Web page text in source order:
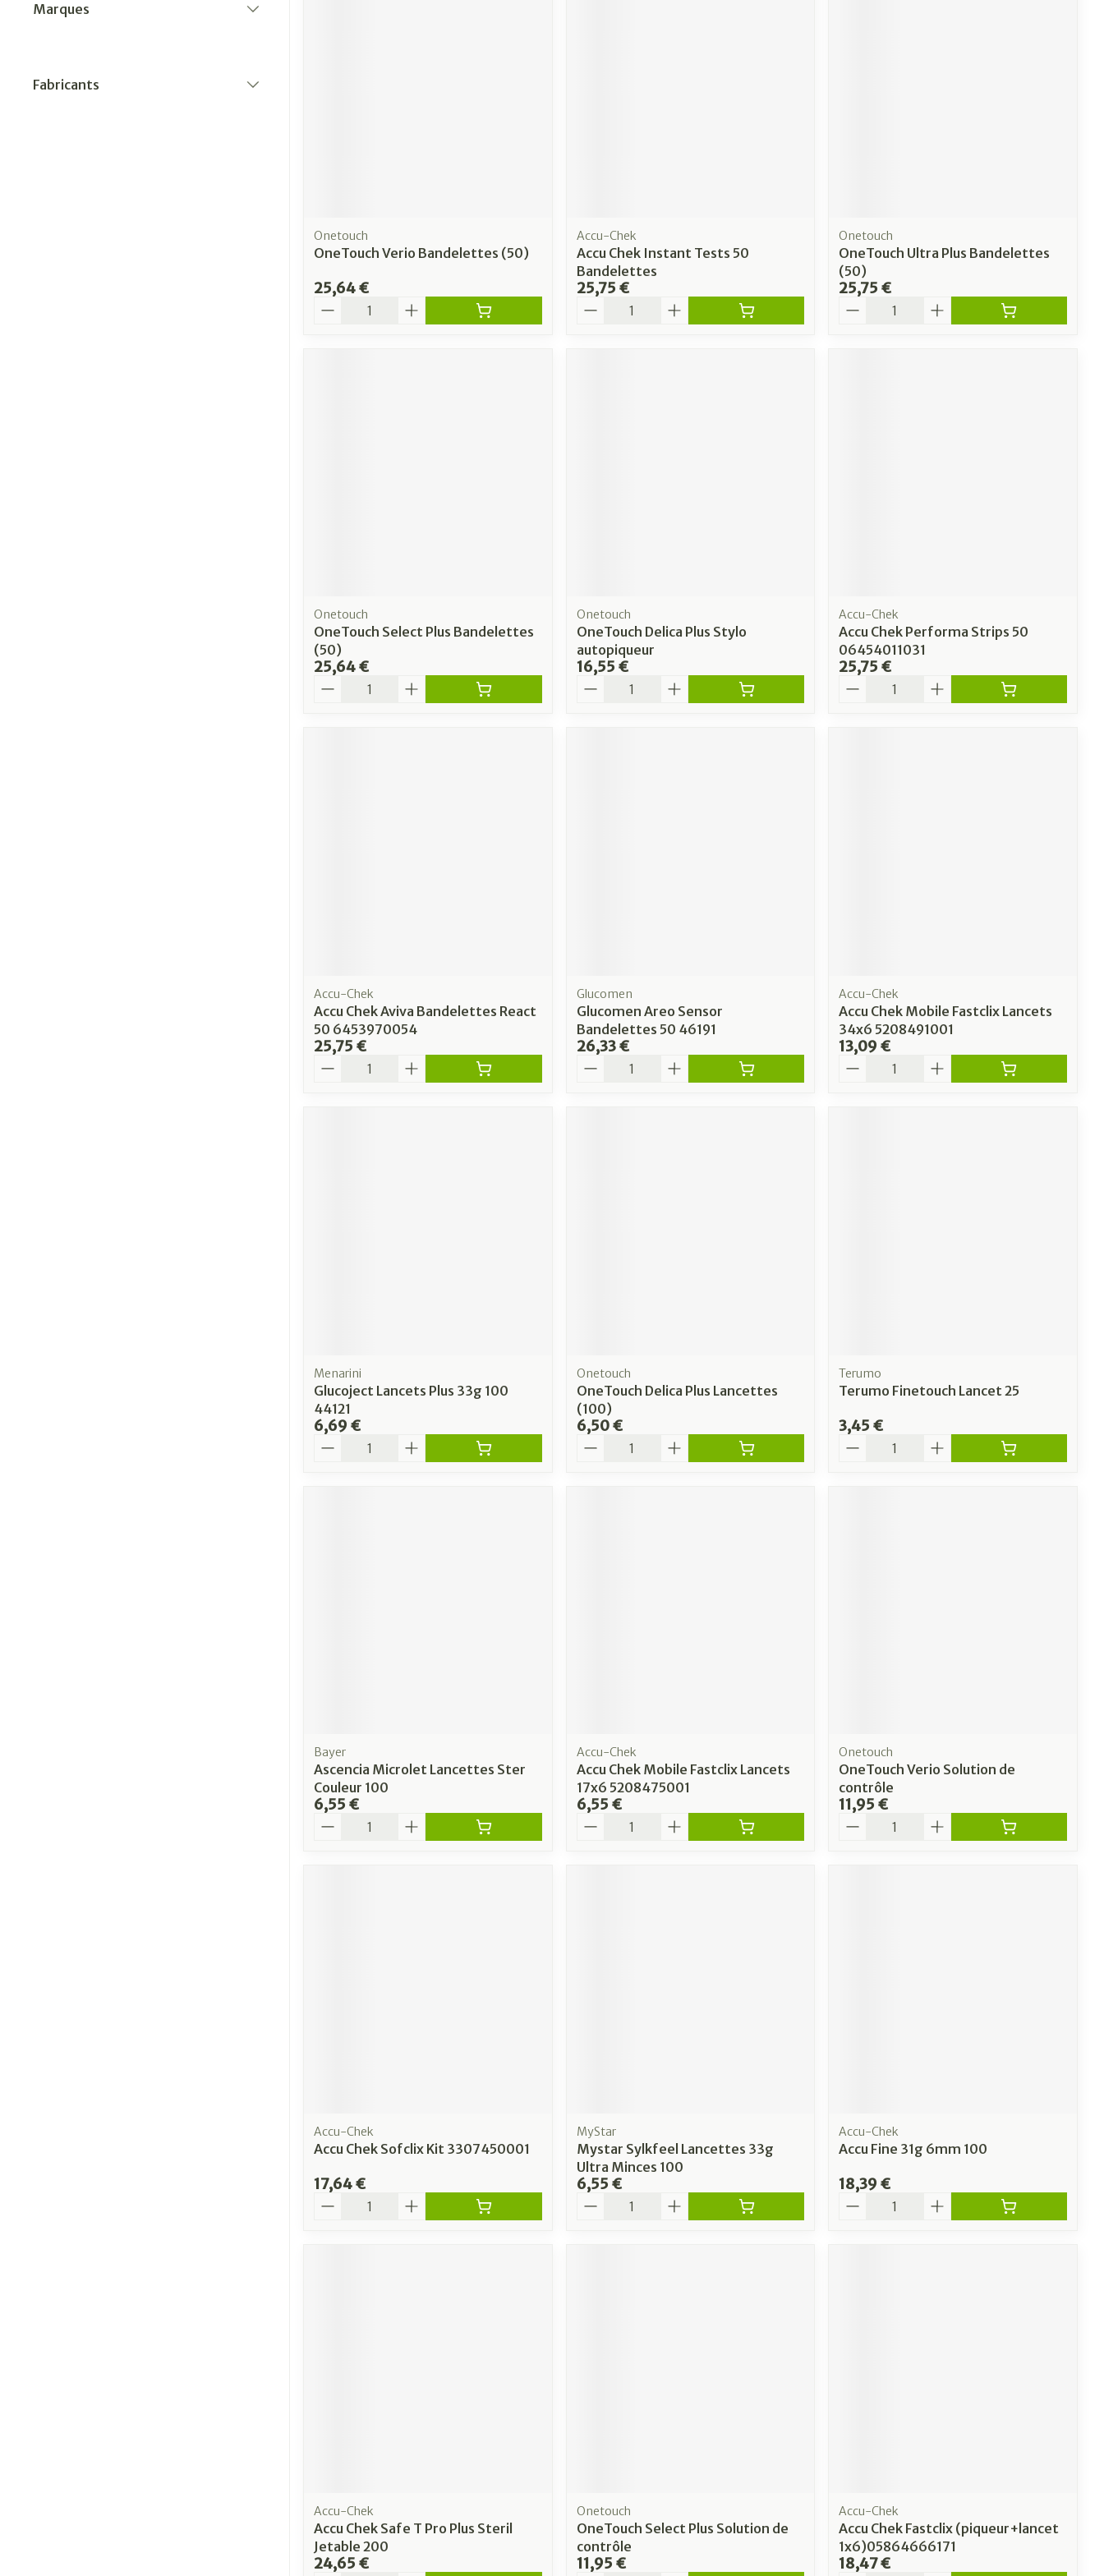
Marques
Fabricants
Onetouch
OneTouch Verio Bandelettes (50)
25,64 €
Quantité
Accu-Chek
Accu Chek Instant Tests 50
Bandelettes
25,75 €
Quantité
Onetouch
OneTouch Ultra Plus Bandelettes
(50)
25,75 €
Quantité
Onetouch
OneTouch Select Plus Bandelettes
(50)
25,64 €
Quantité
Onetouch
OneTouch Delica Plus Stylo
autopiqueur
16,55 €
Quantité
Accu-Chek
Accu Chek Performa Strips 50
06454011031
25,75 €
Quantité
Accu-Chek
Accu Chek Aviva Bandelettes React
50 6453970054
25,75 €
Quantité
Glucomen
Glucomen Areo Sensor
Bandelettes 50 46191
26,33 €
Quantité
Accu-Chek
Accu Chek Mobile Fastclix Lancets
34x6 5208491001
13,09 €
Quantité
Menarini
Glucoject Lancets Plus 33g 100
44121
6,69 €
Quantité
Onetouch
OneTouch Delica Plus Lancettes
(100)
6,50 €
Quantité
Terumo
Terumo Finetouch Lancet 25
3,45 €
Quantité
Bayer
Ascencia Microlet Lancettes Ster
Couleur 100
6,55 €
Quantité
Accu-Chek
Accu Chek Mobile Fastclix Lancets
17x6 5208475001
6,55 €
Quantité
Onetouch
OneTouch Verio Solution de
contrôle
11,95 €
Quantité
Accu-Chek
Accu Chek Sofclix Kit 3307450001
17,64 €
Quantité
MyStar
Mystar Sylkfeel Lancettes 33g
Ultra Minces 100
6,55 €
Quantité
Accu-Chek
Accu Fine 31g 6mm 100
18,39 €
Quantité
Accu-Chek
Accu Chek Safe T Pro Plus Steril
Jetable 200
24,65 €
Onetouch
OneTouch Select Plus Solution de
contrôle
11,95 €
Accu-Chek
Accu Chek Fastclix (piqueur+lancet
1x6)05864666171
18,47 €